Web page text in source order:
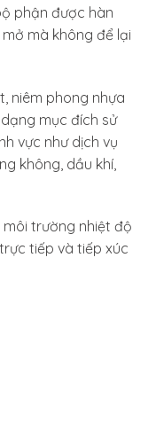
phận được hàn
mà không để lại
niêm phong nhựa
mục đích sử
vực như dịch vụ
không, dầu khí,
trường nhiệt độ
tiếp và tiếp xúc